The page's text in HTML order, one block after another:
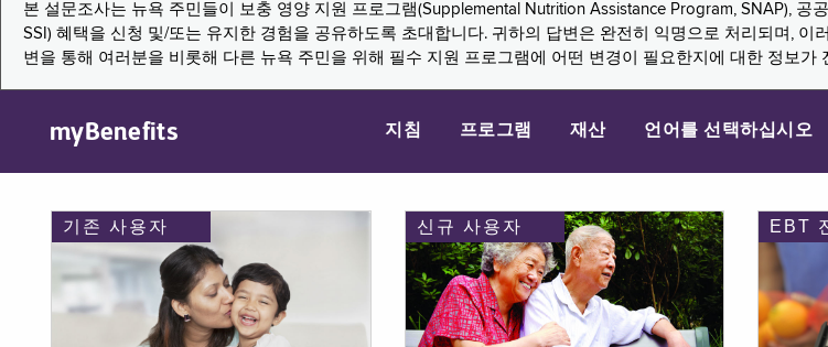
본 설문조사는 뉴욕 주민들이 보충 영양 지원 프로그램(Supplemental Nutrition Assistance Program, SNAP), 공
SSI) 혜택을 신청 및/또는 유지한 경험을 공유하도록 초대합니다. 귀하의 답변은 완전히 익명으로 처리되며,
변을 통해 여러분을 비롯해 다른 뉴욕 주민을 위해 필수 지원 프로그램에 어떤 변경이 필요한지에 대한 정보가
myBenefits 지침 프로그램 재산 언어를 선택하십시오
기존 사용자 신규 사용자 EBT